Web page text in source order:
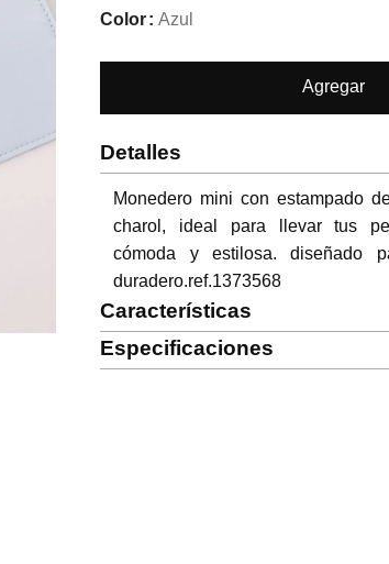
Color Azul
Agregar
Detalles
Monedero mini con estampado
charol, ideal para llevar tus
cómoda y estilosa. diseñado
duradero.ref.1373568
Características
Especificaciones